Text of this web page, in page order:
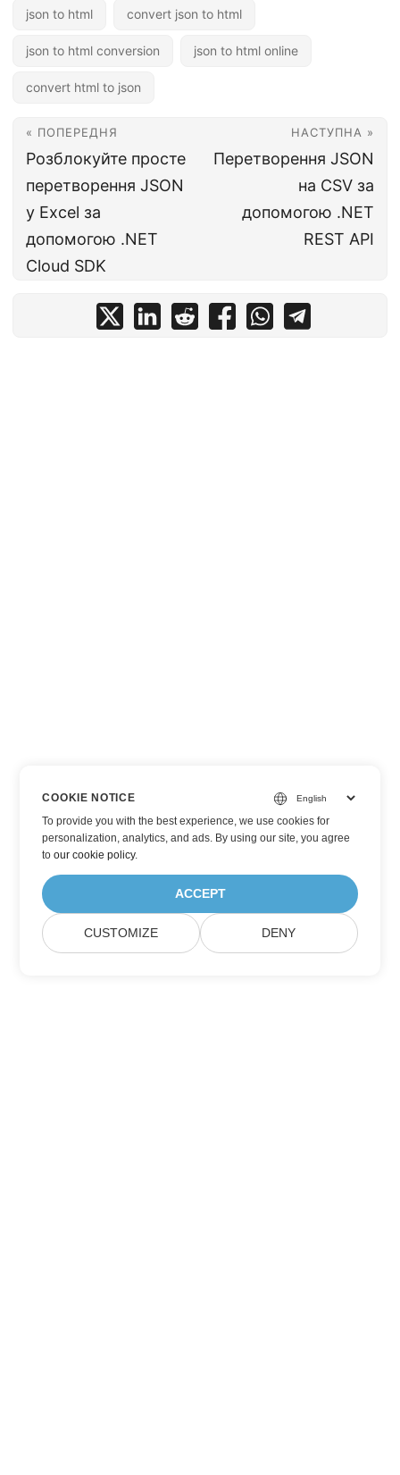
json to html convert json to html
json to html conversion json to html online
convert html to json
« ПОПЕРЕДНЯ
Розблокуйте просте
перетворення JSON
у Excel за
допомогою .NET
Cloud SDK
НАСТУПНА »
Перетворення JSON
на CSV за
допомогою .NET
REST API
COOKIE NOTICE
To provide you with the best experience, we use cookies for
personalization, analytics, and ads. By using our site, you agree
toour cookie policy.
ACCEPT
CUSTOMIZE DENY